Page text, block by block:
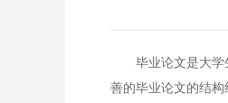
毕业论文是大
善的毕业论文的结构